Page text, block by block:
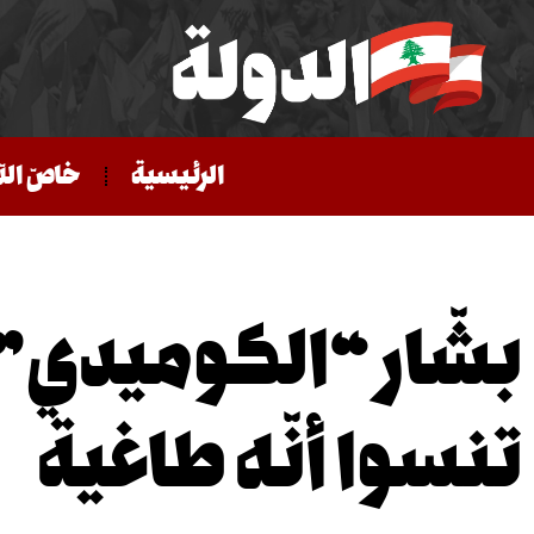
الرئيسية خاصّ
بشّار
تنسوا أنّه طاغية